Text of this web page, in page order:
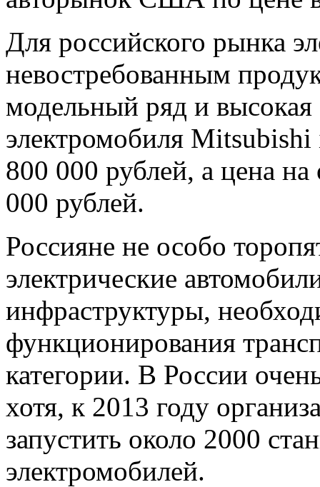
Для российского рынка
невостребованным
модельный ряд и высокая
электромобиля
800 000 рублей, а цена
000 рублей.
Россияне не особо
электрические
инфраструктуры,
функционирования
категории. В России
хотя, к 2013 году
запустить около 2000
электромобилей.